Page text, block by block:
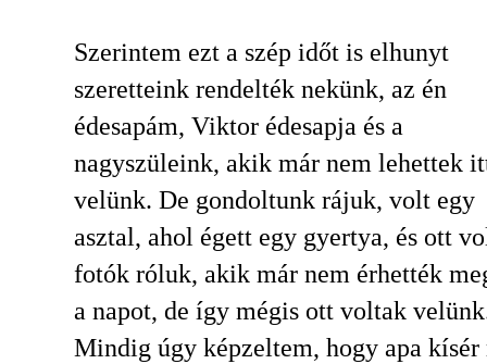
Szerintem ezt a szép időt is elhunyt
szeretteink rendelték nekünk, az én
édesapám, Viktor édesapja és a
nagyszüleink, akik már nem lehettek
velünk. De gondoltunk rájuk, volt egy
asztal, ahol égett egy gyertya, és ott
fotók róluk, akik már nem érhették
a napot, de így mégis ott voltak
Mindig úgy képzeltem, hogy apa kísér